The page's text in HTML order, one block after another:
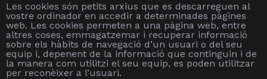
Les cookies són petits arxius que es descarreguen al
vostre ordinador en accedir a determinades pàgines
web. Les cookies permeten a una pàgina web, entre
altres coses, emmagatzemar i recuperar informació
sobre els hàbits de navegació d’un usuari o del seu
equip i, depenent de la informació que continguin i de
la manera com utilitzi el seu equip, es poden utilitzar
per reconèixer a l’usuari.